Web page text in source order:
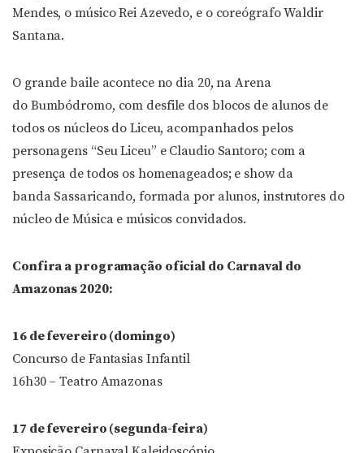
Mendes, o músico Rei Azevedo, e o coreógrafo Waldir
Santana.
O grande baile acontece no dia 20, na Arena
do Bumbódromo, com desfile dos blocos de alunos de
todos os núcleos do Liceu, acompanhados pelos
personagens “Seu Liceu” e Claudio Santoro; com a
presença de todos os homenageados; e show da
banda Sassaricando, formada por alunos, instrutores do
núcleo de Música e músicos convidados.
Confira a programação oficial do Carnaval do
Amazonas 2020:
16 de fevereiro (domingo)
Concurso de Fantasias Infantil
16h30 – Teatro Amazonas
17 de fevereiro (segunda-feira)